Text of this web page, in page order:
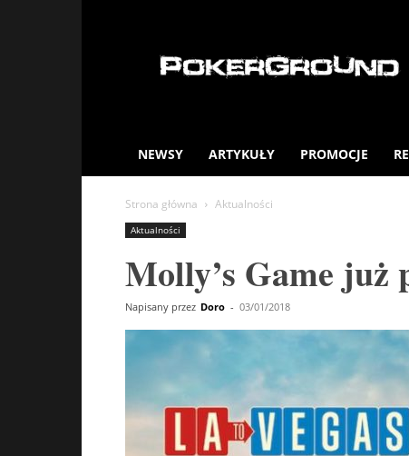
NEWSY ARTYKUŁY PROMOCJE
Strona główna Aktualności
Aktualności
Molly’s Game już
Napisany przez Doro - 03/01/2018